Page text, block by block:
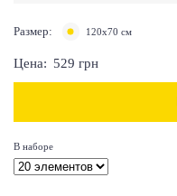
Размер: 120х70 см
Цена: 529 грн
В наборе